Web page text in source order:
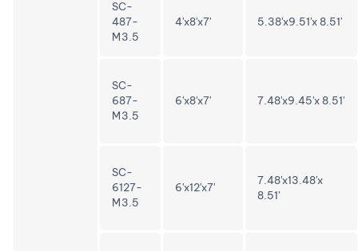
SC-
487-
M3.5
4'x8'x7' 5.38'x9.51'x 8.51'
SC-
687-
M3.5
6'x8'x7' 7.48'x9.45'x 8.51'
SC-
6127-
M3.5
6'x12'x7'
7.48'x13.48'x
8.51'